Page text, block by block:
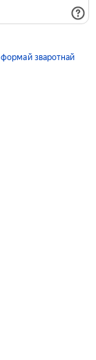
формай зваротнай